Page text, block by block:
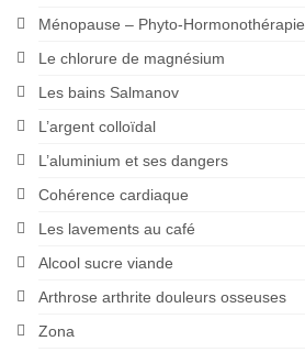
Ménopause – Phyto-Hormonothérapie
Le chlorure de magnésium
Les bains Salmanov
L’argent colloïdal
L’aluminium et ses dangers
Cohérence cardiaque
Les lavements au café
Alcool sucre viande
Arthrose arthrite douleurs osseuses
Zona